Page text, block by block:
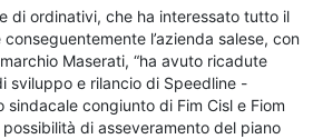
di ordinativi, che ha interessato tutto il
l’azienda salese, con
Maserati, “ha avuto ricadute
sviluppo e rilancio di Speedline -
sindacale congiunto di Fim Cisl e Fiom
possibilità di asseveramento del piano